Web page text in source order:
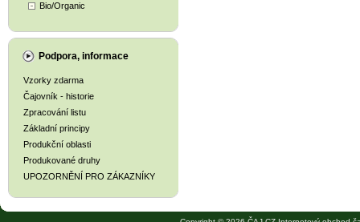
Bio/Organic
Podpora, informace
Vzorky zdarma
Čajovník - historie
Zpracování listu
Základní principy
Produkční oblasti
Produkované druhy
UPOZORNĚNÍ PRO ZÁKAZNÍKY